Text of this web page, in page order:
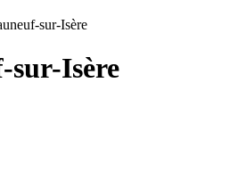
sur-Isère
sur-Isère